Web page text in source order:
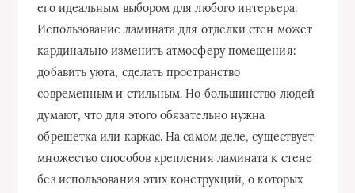
его идеальным выбором для любого интерьера.
Использование ламината для отделки стен может
кардинально изменить атмосферу помещения:
добавить уюта, сделать пространство
современным и стильным. Но большинство людей
думают, что для этого обязательно нужна
обрешетка или каркас. На самом деле, существует
множество способов крепления ламината к стене
без использования этих конструкций, о которых